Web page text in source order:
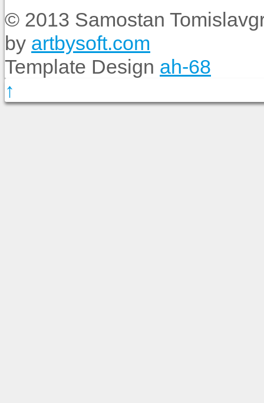
© 2013 Samostan
by artbysoft.com
Template Design ah-68
↑